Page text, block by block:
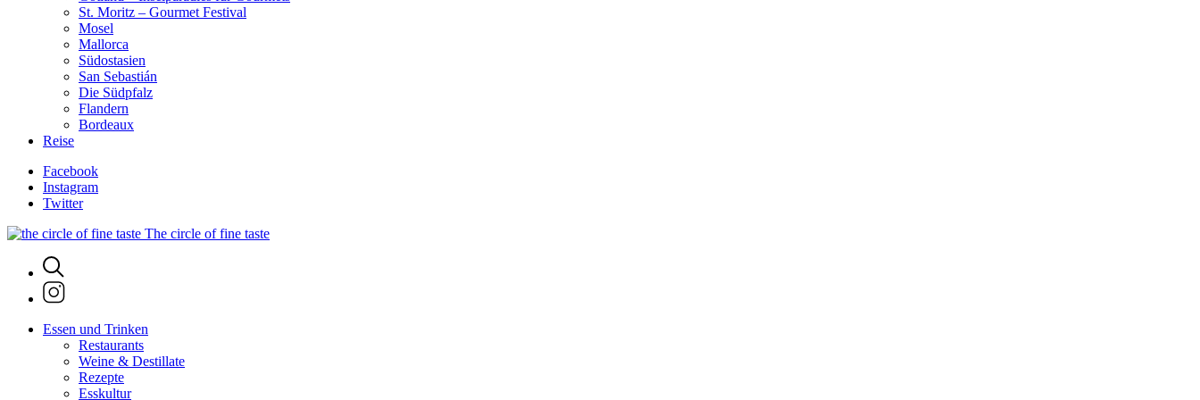
St. Moritz – Gourmet Festival
Mosel
Mallorca
Südostasien
San Sebastián
Die Südpfalz
Flandern
Bordeaux
Reise
Facebook
Instagram
Twitter
The circle of fine taste
Essen und Trinken
Restaurants
Weine & Destillate
Rezepte
Esskultur